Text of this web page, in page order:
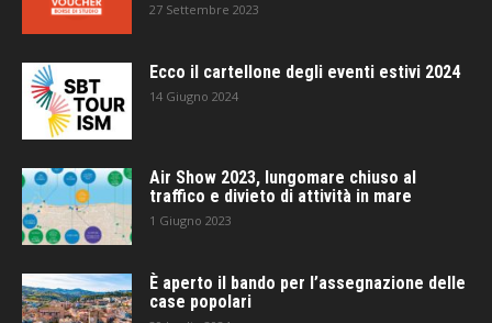
27 Settembre 2023
Ecco il cartellone degli eventi estivi 2024
14 Giugno 2024
Air Show 2023, lungomare chiuso al
traffico e divieto di attività in mare
1 Giugno 2023
È aperto il bando per l’assegnazione delle
case popolari